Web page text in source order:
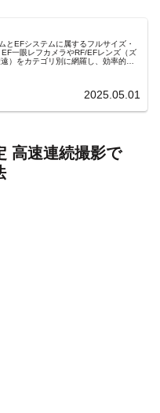
とEFシステムに属するフルサイズ・
一眼レフカメラやRF/EFレンズ（ズ
）をカテゴリ別に網羅し、効率的に
2025.05.01
高速連続撮影で